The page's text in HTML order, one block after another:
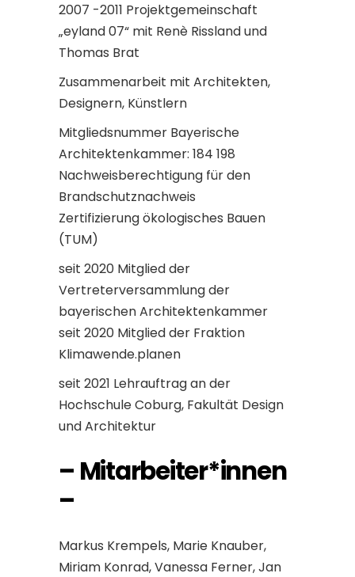
2007 -2011 Projektgemeinschaft
„eyland 07“ mit Renè Rissland und
Thomas Brat
Zusammenarbeit mit Architekten,
Designern, Künstlern
Mitgliedsnummer Bayerische
Architektenkammer: 184 198
Nachweisberechtigung für den
Brandschutznachweis
Zertifizierung ökologisches Bauen
(TUM)
seit 2020 Mitglied der
Vertreterversammlung der
bayerischen Architektenkammer
seit 2020 Mitglied der Fraktion
Klimawende.planen
seit 2021 Lehrauftrag an der
Hochschule Coburg, Fakultät Design
und Architektur
– Mitarbeiter*innen
–
Markus Krempels, Marie Knauber,
Miriam Konrad, Vanessa Ferner, Jan